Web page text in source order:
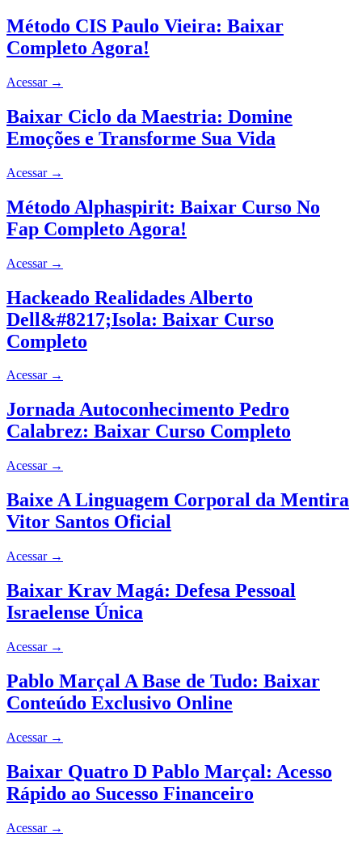
Método CIS Paulo Vieira: Baixar
Completo Agora!
Acessar →
Baixar Ciclo da Maestria: Domine
Emoções e Transforme Sua Vida
Acessar →
Método Alphaspirit: Baixar Curso No
Fap Completo Agora!
Acessar →
Hackeado Realidades Alberto
Dell&#8217;Isola: Baixar Curso
Completo
Acessar →
Jornada Autoconhecimento Pedro
Calabrez: Baixar Curso Completo
Acessar →
Baixe A Linguagem Corporal da Mentira
Vitor Santos Oficial
Acessar →
Baixar Krav Magá: Defesa Pessoal
Israelense Única
Acessar →
Pablo Marçal A Base de Tudo: Baixar
Conteúdo Exclusivo Online
Acessar →
Baixar Quatro D Pablo Marçal: Acesso
Rápido ao Sucesso Financeiro
Acessar →